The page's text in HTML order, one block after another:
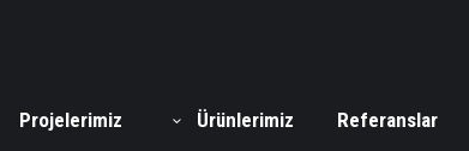
Projelerimiz Ürünlerimiz Referanslar